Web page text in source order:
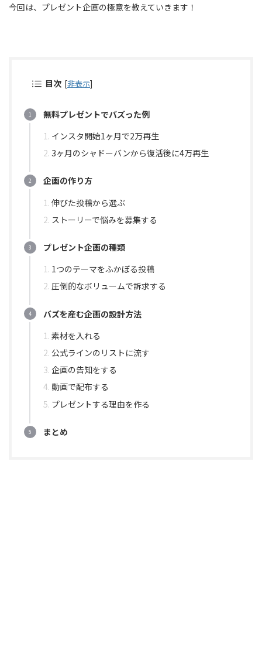
今回は、プレゼント企画の極意を教えていきます！
目次 [非表示]
無料プレゼントでバズった例
インスタ開始1ヶ月で2万再生
3ヶ月のシャドーバンから復活後に4万再生
企画の作り方
伸びた投稿から選ぶ
ストーリーで悩みを募集する
プレゼント企画の種類
1つのテーマをふかぼる投稿
圧倒的なボリュームで訴求する
バズを産む企画の設計方法
素材を入れる
公式ラインのリストに流す
企画の告知をする
動画で配布する
プレゼントする理由を作る
まとめ